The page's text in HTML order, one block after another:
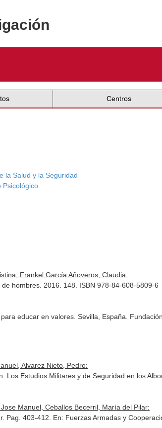
Centros
la Salud y la Seguridad
Psicológico
Frankel García Añoveros, Claudia:
hombres. 2016. 148. ISBN 978-84-608-5809-6
educar en valores. Sevilla, España.
Alvarez Nieto, Pedro:
Los Estudios Militares y de Seguridad en los
Manuel, Ceballos Becerril, María del Pilar:
Pag. 403-412. En: Fuerzas Armadas y